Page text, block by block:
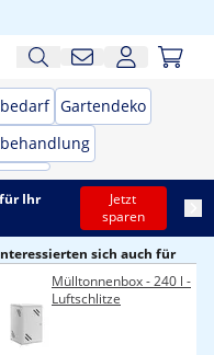
Gartendeko
Ihr
Jetzt
sparen
sich auch für
Mülltonnenbox - 240 l -
Luftschlitze